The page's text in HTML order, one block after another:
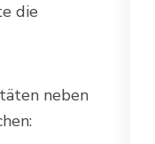
die
neben